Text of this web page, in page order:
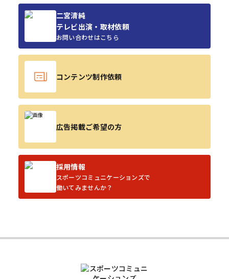
二宮清純
テレビ出演・取材依頼
お問い合わせはこちら
コンテンツ制作依頼
広告掲載ご希望の方
採用情報
スポーツコミュニケーションズで
働いてみませんか？